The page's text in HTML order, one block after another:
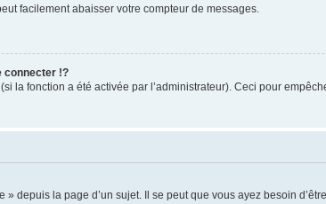
facilement abaisser votre compteur de messages.
connecter !?
la fonction a été activée par l’administrateur). Ceci pour
depuis la page d’un sujet. Il se peut que vous ayez besoin